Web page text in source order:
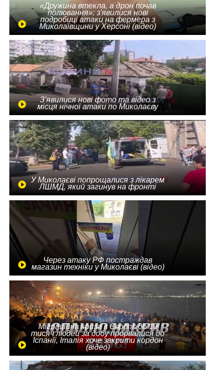
«Дружина втекла, а дрон почав
полювання»: з'явилися нові
подробиці атаки на фермера з
Миколаївщини у Херсоні (відео)
З'явилися нові фото та відео з
місця нічної атаки по Миколаєву
У Миколаєві попрощалися з лікарем
ЛШМД, який загинув на фронті
Через атаку РФ постраждав
магазин техніки у Миколаєві (відео)
Міграційна криза в Європі: до 10
тисяч людей за добу прорвалися до
Іспанії, Італія хоче закрити кордон
(відео)